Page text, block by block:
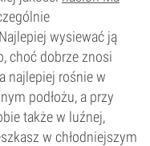
wysiewać ją
choć dobrze znosi
najlepiej rośnie w
podłożu, a przy
także w luźnej,
w chłodniejszym